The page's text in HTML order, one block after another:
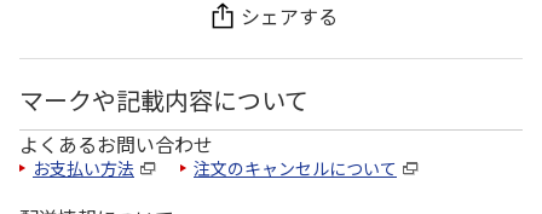
シェアする
マークや記載内容について
よくあるお問い合わせ
お支払い方法 注文のキャンセルについて